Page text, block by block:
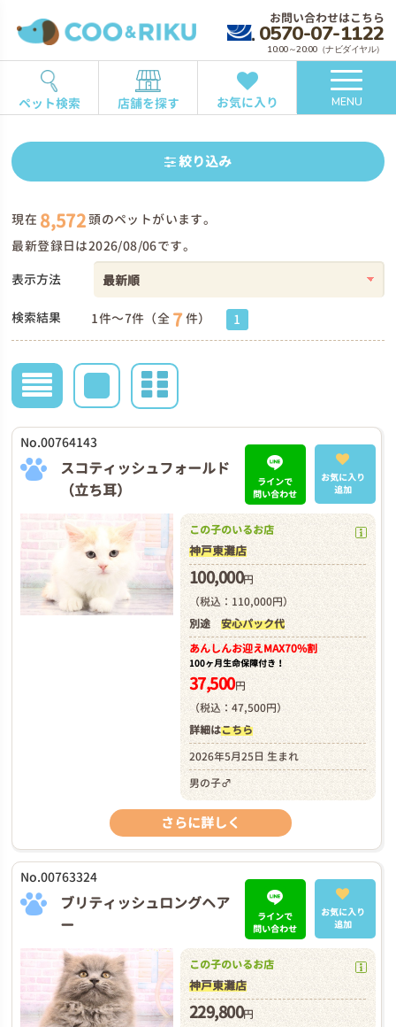
お問い合わせはこちら
0570-07-1122
10:00～20:00（ナビダイヤル）
ペット検索 店舗を探す お気に入り MENU
絞り込み
現在 8,572頭のペットがいます。
最新登録日は2026/08/06です。
表示方法
検索結果 1件～7件（全 7件） 1
No.00764143
スコティッシュフォールド
（立ち耳）
ラインで
問い合わせ
お気に入り
追加
この子のいるお店
神戸東灘店
100,000円
（税込：110,000円）
別途 安心パック代
あんしんお迎えMAX70%割
100ヶ月生命保障付き！
37,500円
（税込：47,500円）
詳細はこちら
2026年5月25日 生まれ
男の子♂
さらに詳しく
No.00763324
ブリティッシュロングヘア
ー
ラインで
問い合わせ
お気に入り
追加
この子のいるお店
神戸東灘店
229,800円